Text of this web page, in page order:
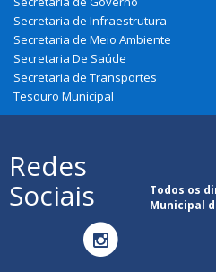
Secretaria de Infraestrutura
Secretaria de Meio Ambiente
Secretaria De Saúde
Secretaria de Transportes
Tesouro Municipal
Redes
Sociais
Todos os
Municipal